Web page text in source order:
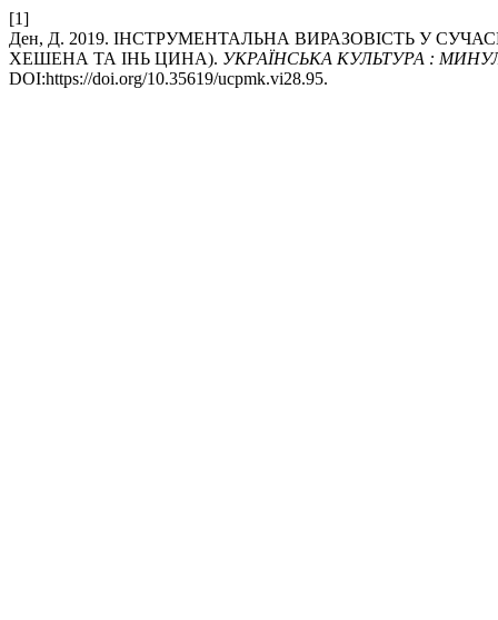
[1]
Ден, Д. 2019. ІНСТРУМЕНТАЛЬНА ВИРАЗОВІСТЬ У
ХЕШЕНА ТА ІНЬ ЦИНА). УКРАЇНСЬКА КУЛЬТУРА :
DOI:https://doi.org/10.35619/ucpmk.vi28.95.